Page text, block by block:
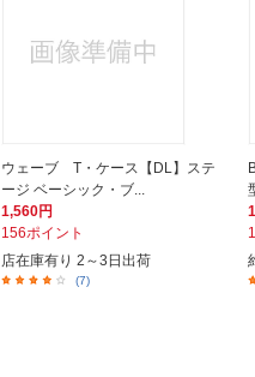
ウェーブ T・ケース【DL】ステ
ージ ベーシック・ブ...
1,560円
156ポイント
店在庫有り 2～3日出荷
(7)